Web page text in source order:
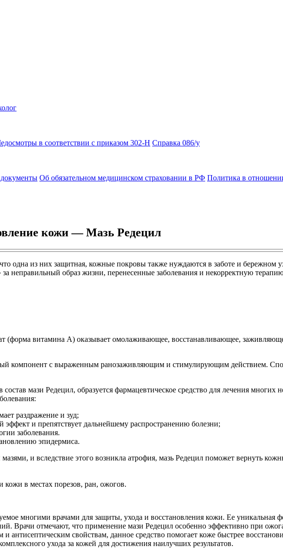
в соответствии с приказом 302-Н Справка 086/у
Об обязательном медицинском страховании в РФ Политика в
кожи — Мазь Редецил
одна из них защитная, кожные покровы также нуждаются в заботе и бережном
неправильный образ жизни, перенесенные заболевания и некорректную
(форма витамина А) оказывает омолаживающее, восстанавливающее,
компонент с выраженным ранозаживляющим и стимулирующим действием.
мази Редецил, образуется фармацевтическое средство для лечения
раздражение и зуд;
и препятствует дальнейшему распространению болезни;
заболевания.
эпидермиса.
и вследствие этого возникла атрофия, мазь Редецил поможет вернуть
кожи в местах порезов, ран, ожогов.
многими врачами для защиты, ухода и восстановления кожи. Ее уникальная
Врачи отмечают, что применение мази Редецил особенно эффективно при
антисептическим свойствам, данное средство помогает коже быстрее
ухода за кожей для достижения наилучших результатов.